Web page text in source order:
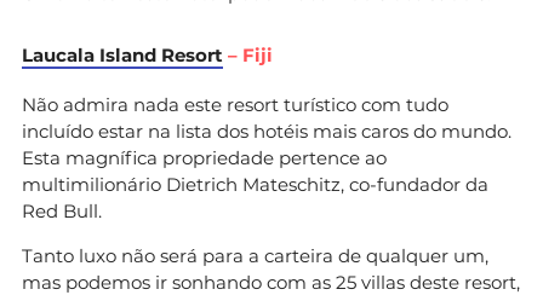
Laucala Island Resort – Fiji
Não admira nada este resort turístico com tudo
incluído estar na lista dos hotéis mais caros do mundo.
Esta magnífica propriedade pertence ao
multimilionário Dietrich Mateschitz, co-fundador da
Red Bull.
Tanto luxo não será para a carteira de qualquer um,
mas podemos ir sonhando com as 25 villas deste resort,